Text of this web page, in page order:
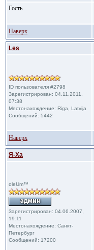
Гость
Наверх
Les
ID пользователя #2798
Зарегистрирован: 04.11.2011,
07:38
Местонахождение: Riga, Latvija
Сообщений: 5442
Наверх
Я-Ха
oleUm™
Зарегистрирован: 04.06.2007,
19:11
Местонахождение: Санкт-
Петербург
Сообщений: 17200